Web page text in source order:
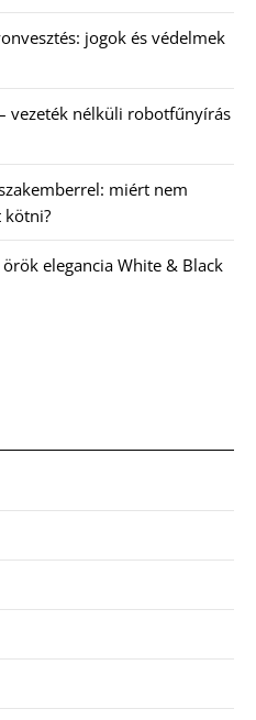
jogok és védelmek
vezeték nélküli robotfűnyírás
miért nem
elegancia White & Black